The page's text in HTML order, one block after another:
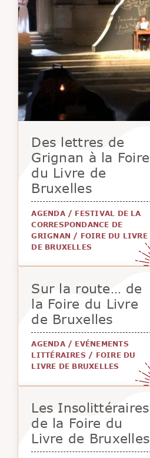
Des lettres de
Grignan à la Foire
du Livre de
Bruxelles
AGENDA/ FESTIVAL DE LA
CORRESPONDANCE DE
GRIGNAN / FOIRE DU LIVRE
DE BRUXELLES
Sur la route… de
la Foire du Livre
de Bruxelles
AGENDA/ EVÉNEMENTS
LITTÉRAIRES / FOIRE DU
LIVRE DE BRUXELLES
Les Insolittéraires
de la Foire du
Livre de Bruxelles